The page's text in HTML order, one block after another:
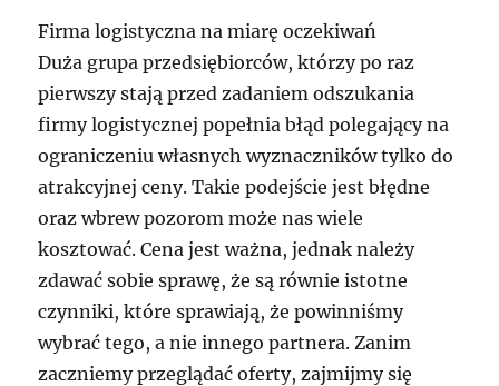
Firma logistyczna na miarę oczekiwań
Duża grupa przedsiębiorców, którzy po raz
pierwszy stają przed zadaniem odszukania
firmy logistycznej popełnia błąd polegający na
ograniczeniu własnych wyznaczników tylko do
atrakcyjnej ceny. Takie podejście jest błędne
oraz wbrew pozorom może nas wiele
kosztować. Cena jest ważna, jednak należy
zdawać sobie sprawę, że są równie istotne
czynniki, które sprawiają, że powinniśmy
wybrać tego, a nie innego partnera. Zanim
zaczniemy przeglądać oferty, zajmijmy się